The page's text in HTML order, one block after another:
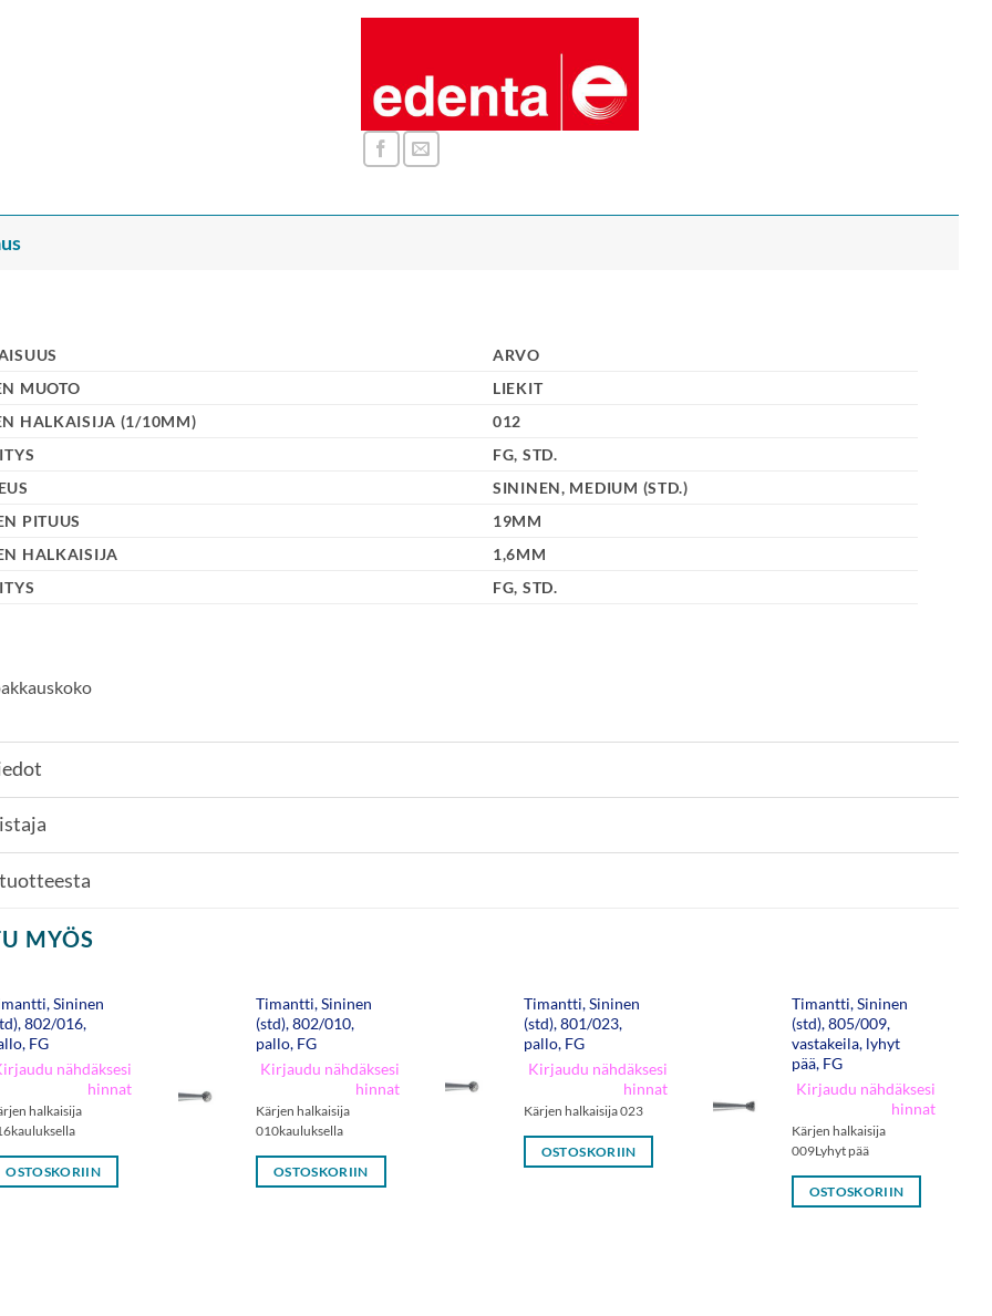
ARVO
MUOTO
LIEKIT
HALKAISIJA (1/10MM)
012
FG, STD.
SININEN, MEDIUM (STD.)
PITUUS
19MM
HALKAISIJA
1,6MM
FG, STD.
MYÖS
Sininen
802/016,
FG
nähdäksesi
hinnat
halkaisija
OSTOSKORIIN
Timantti, Sininen
(std), 802/010,
pallo, FG
Kirjaudu nähdäksesi
hinnat
Kärjen halkaisija
010kauluksella
OSTOSKORIIN
Timantti, Sininen
(std), 801/023,
pallo, FG
Kirjaudu nähdäksesi
hinnat
Kärjen halkaisija 023
OSTOSKORIIN
Timantti, Sininen
(std), 805/009,
vastakeila, lyhyt
pää, FG
Kirjaudu nähdäksesi
hinnat
Kärjen halkaisija
009Lyhyt pää
OSTOSKORIIN